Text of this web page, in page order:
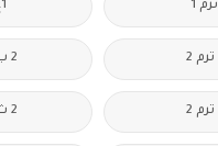
1ع ترم 2
2 ب ترم اول
2 ث ترم أول